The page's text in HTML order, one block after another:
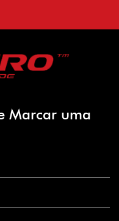
Marcar uma